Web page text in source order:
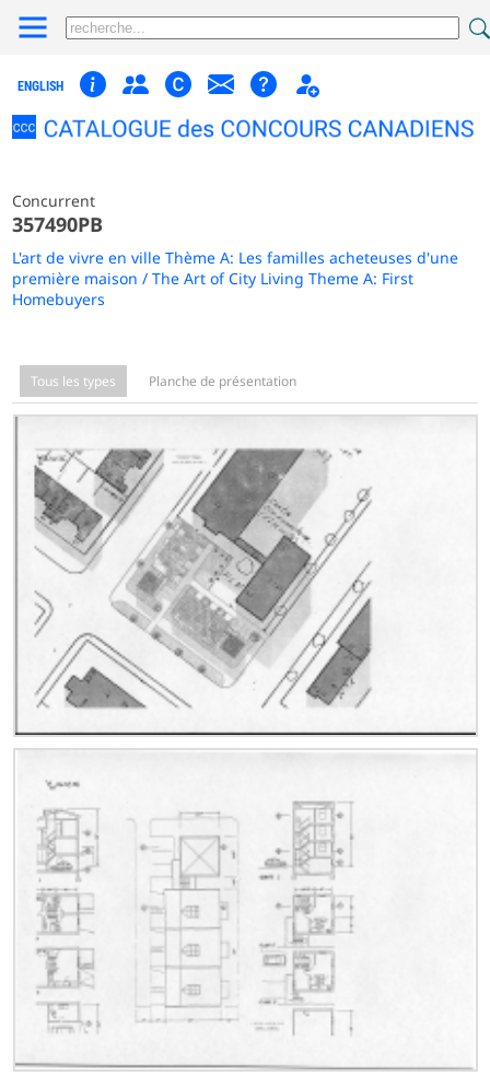
ENGLISH
Concurrent
357490PB
L'art de vivre en ville Thème A: Les familles acheteuses d'une
première maison / The Art of City Living Theme A: First
Homebuyers
Tous les types Planche de présentation